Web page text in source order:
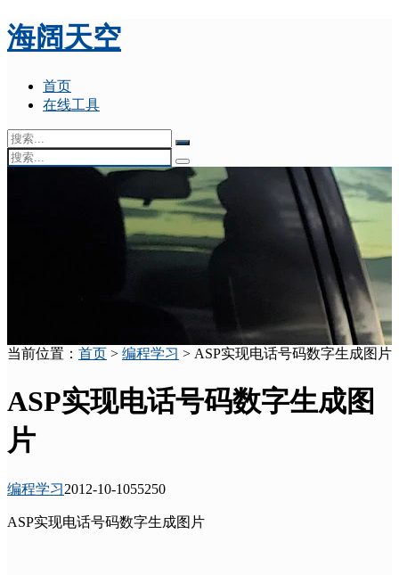
海阔天空
首页
在线工具
当前位置： 首页 > 编程学习 > ASP实现电话号码数字生成图片
ASP实现电话号码数字生成图
片
编程学习2012-10-1055250
ASP实现电话号码数字生成图片